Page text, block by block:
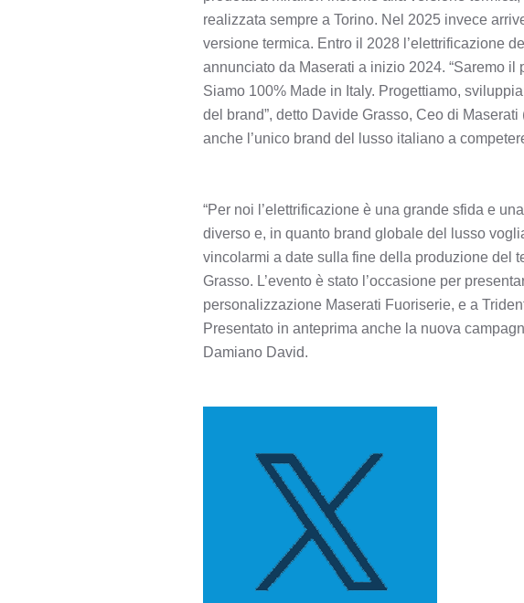
realizzata sempre a Torino. Nel 2025 invece
versione termica. Entro il 2028 l’elettrificazione
annunciato da Maserati a inizio 2024. “Saremo
Siamo 100% Made in Italy. Progettiamo,
del brand”, detto Davide Grasso, Ceo di
anche l’unico brand del lusso italiano a
“Per noi l’elettrificazione è una grande sfida e
diverso e, in quanto brand globale del lusso
vincolarmi a date sulla fine della produzione del
Grasso. L’evento è stato l’occasione per
personalizzazione Maserati Fuoriserie, e a
Presentato in anteprima anche la nuova
Damiano David.